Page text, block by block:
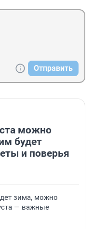
Отправить
можно
будет
и поверья
зима, можно
— важные